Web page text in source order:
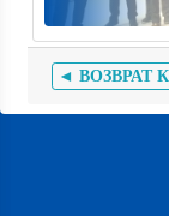
◄ ВОЗВРАТ